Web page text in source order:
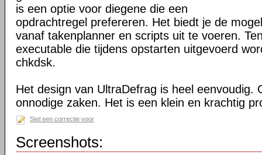
is een optie voor diegene die een
opdrachtregel prefereren. Het biedt je de
vanaf takenplanner en scripts uit te voeren.
executable die tijdens opstarten uitgevoerd
chkdsk.
Het design van UltraDefrag is heel eenvoudig.
onnodige zaken. Het is een klein en krachtig
Stel een correctie voor
Screenshots: